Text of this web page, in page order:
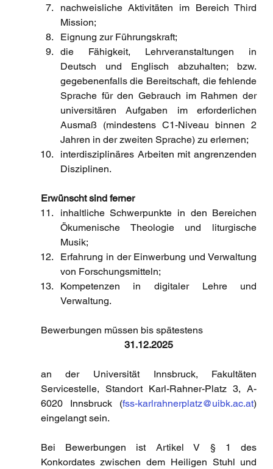
nachweisliche Aktivitäten im Bereich Third
Mission;
Eignung zur Führungskraft;
die Fähigkeit, Lehrveranstaltungen in
Deutsch und Englisch abzuhalten; bzw.
gegebenenfalls die Bereitschaft, die fehlende
Sprache für den Gebrauch im Rahmen der
universitären Aufgaben im erforderlichen
Ausmaß (mindestens C1-Niveau binnen 2
Jahren in der zweiten Sprache) zu erlernen;
interdisziplinäres Arbeiten mit angrenzenden
Disziplinen.
Erwünscht sind ferner
inhaltliche Schwerpunkte in den Bereichen
Ökumenische Theologie und liturgische
Musik;
Erfahrung in der Einwerbung und Verwaltung
von Forschungsmitteln;
Kompetenzen in digitaler Lehre und
Verwaltung.
Bewerbungen müssen bis spätestens
31.12.2025
an der Universität Innsbruck, Fakultäten
Servicestelle, Standort Karl-Rahner-Platz 3, A-
6020 Innsbruck (fss-karlrahnerplatz@uibk.ac.at)
eingelangt sein.
Bei Bewerbungen ist Artikel V § 1 des
Konkordates zwischen dem Heiligen Stuhl und